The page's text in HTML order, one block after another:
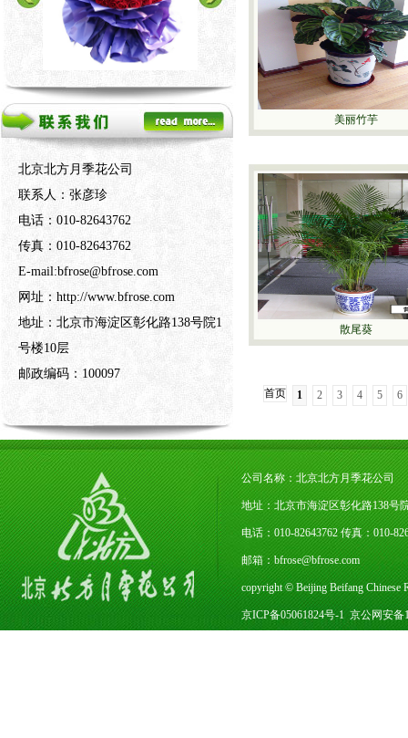
北京北方月季花公司
联系人：张彦珍
电话：010-82643762
传真：010-82643762
E-mail:bfrose@bfrose.com
网址：http://www.bfrose.com
地址：北京市海淀区彰化路138号院1
号楼10层
邮政编码：100097
美丽竹芋
散尾葵
首页 1 2 3 4 5 6
公司名称：北京北方月季花公司
地址：北京市海淀区彰化路138号
电话：010-82643762 传真：010-
邮箱：bfrose@bfrose.com
copyright © Beijing Beifang Chinese
京ICP备05061824号-1 京公网安备